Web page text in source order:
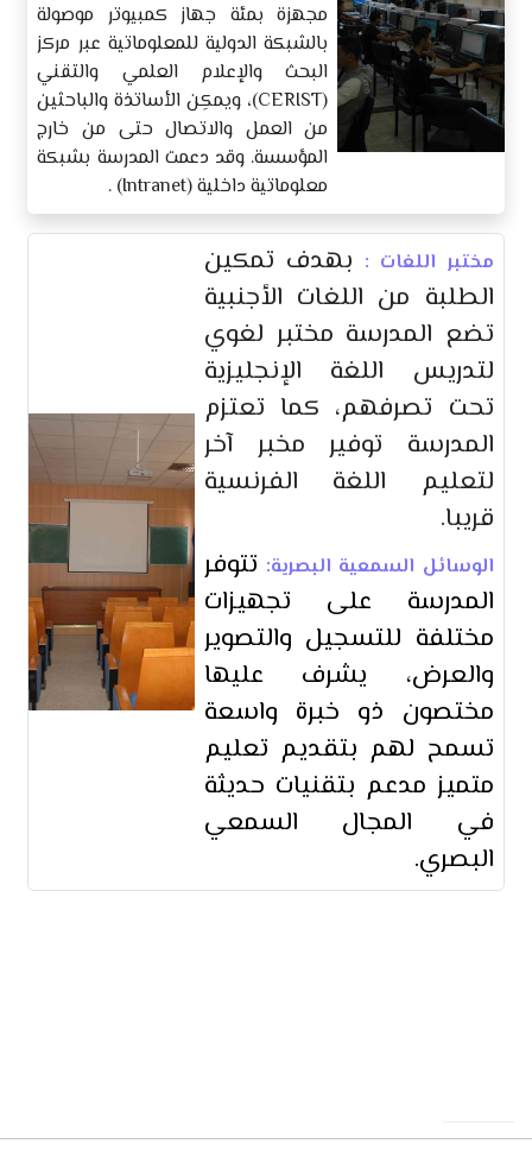
مجهزة بمئة جهاز كمبيوتر موصولة
بالشبكة الدولية للمعلوماتية عبر مركز
البحث والإعلام العلمي والتقني
(CERIST)، ويمكِن الأساتذة والباحثين
من العمل والاتصال حتى من خارج
المؤسسة. وقد دعمت المدرسة بشبكة
معلوماتية داخلية (Intranet) .
مختبر اللغات : بهدف تمكين
الطلبة من اللغات الأجنبية
تضع المدرسة مختبر لغوي
لتدريس اللغة الإنجليزية
تحت تصرفهم، كما تعتزم
المدرسة توفير مخبر آخر
لتعليم اللغة الفرنسية
قريبا.
الوسائل السمعية البصرية: تتوفر
المدرسة على تجهيزات
مختلفة للتسجيل والتصوير
والعرض، يشرف عليها
مختصون ذو خبرة واسعة
تسمح لهم بتقديم تعليم
متميز مدعم بتقنيات حديثة
في المجال السمعي
البصري.